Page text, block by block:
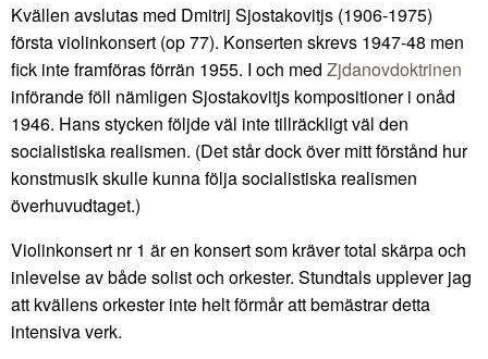
Kvällen avslutas med Dmitrij Sjostakovitjs (1906-1975)
första violinkonsert (op 77). Konserten skrevs 1947-48 men
fick inte framföras förrän 1955. I och med Zjdanovdoktrinen
införande föll nämligen Sjostakovitjs kompositioner i onåd
1946. Hans stycken följde väl inte tillräckligt väl den
socialistiska realismen. (Det står dock över mitt förstånd hur
konstmusik skulle kunna följa socialistiska realismen
överhuvudtaget.)
Violinkonsert nr 1 är en konsert som kräver total skärpa och
inlevelse av både solist och orkester. Stundtals upplever jag
att kvällens orkester inte helt förmår att bemästrar detta
intensiva verk.